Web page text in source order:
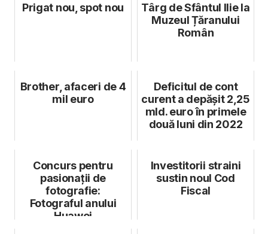
Prigat nou, spot nou
Târg de Sfântul Ilie la
Muzeul Țăranului
Român
Brother, afaceri de 4
mil euro
Deficitul de cont
curent a depășit 2,25
mld. euro în primele
două luni din 2022
Concurs pentru
pasionații de
fotografie:
Fotograful anului
Huawei
Investitorii straini
sustin noul Cod
Fiscal